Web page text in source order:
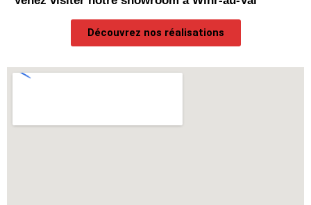
Découvrez nos réalisations